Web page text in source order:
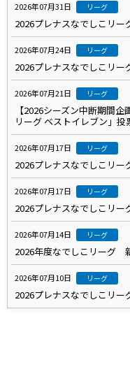
2026年07月31日 リーグ
2026プレナスなでしこリ
2026年07月24日 リーグ
2026プレナスなでしこリー
2026年07月21日 リーグ
【2026シーズン中断期間
リーグ ベストイレブン」投
2026年07月17日 リーグ
2026プレナスなでしこリ
2026年07月17日 リーグ
2026プレナスなでしこリ
2026年07月14日 リーグ
2026年度なでしこリーグ
2026年07月10日 リーグ
2026プレナスなでしこリ